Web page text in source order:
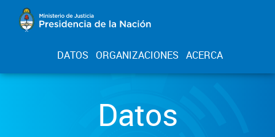
DATOS ORGANIZACIONES ACERCA
Datos